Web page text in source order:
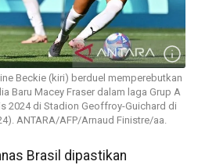
Beckie (kiri) berduel memperebutkan
Baru Macey Fraser dalam laga Grup A
2024 di Stadion Geoffroy-Guichard di
ANTARA/AFP/Arnaud Finistre/aa.
Brasil dipastikan